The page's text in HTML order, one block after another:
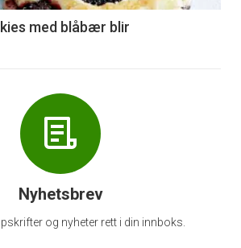
med blåbær blir
Nyhetsbrev
og nyheter rett i din innboks.